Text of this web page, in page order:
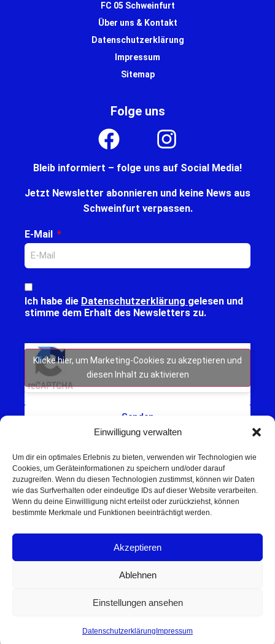
Einwilligung verwalten
Um dir ein optimales Erlebnis zu bieten, verwenden wir Technologien wie
Cookies, um Geräteinformationen zu speichern und/oder darauf
zuzugreifen. Wenn du diesen Technologien zustimmst, können wir Daten
wie das Surfverhalten oder eindeutige IDs auf dieser Website verarbeiten.
Wenn du deine Einwillligung nicht erteilst oder zurückziehst, können
bestimmte Merkmale und Funktionen beeinträchtigt werden.
Akzeptieren
Ablehnen
Einstellungen ansehen
Datenschutzerklärung Impressum
FC 05 Schweinfurt
Über uns & Kontakt
Datenschutzerklärung
Impressum
Sitemap
Schweinfurt NEWS – Aktuelle Nachrichten,
Umgebung.
unverbindlich anfragen
Folge uns
Bleib informiert – folge uns auf Social Media!
Jetzt Newsletter abonnieren und keine News aus
Schweinfurt verpassen.
E-Mail
Ich habe die Datenschutzerklärung gelesen und
stimme dem Erhalt des Newsletters zu.
Klicke hier, um Marketing-Cookies zu akzeptieren und
diesen Inhalt zu aktivieren
Senden